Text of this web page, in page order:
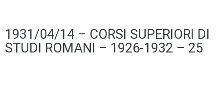
1931/04/14 – CORSI SUPERIORI DI
STUDI ROMANI – 1926-1932 – 25